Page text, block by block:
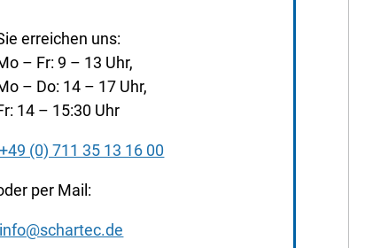
erreichen uns:
– Fr: 9 – 13 Uhr,
– Do: 14 – 17 Uhr,
14 – 15:30 Uhr
+49 (0) 711 35 13 16 00
per Mail:
info@schartec.de